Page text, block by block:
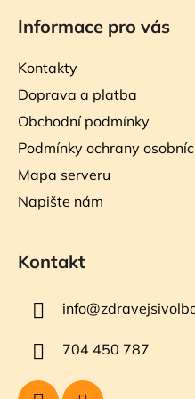
Informace pro vás
Kontakty
Doprava a platba
Obchodní podmínky
Podmínky ochrany
Mapa serveru
Napište nám
Kontakt
info@
704 450 787